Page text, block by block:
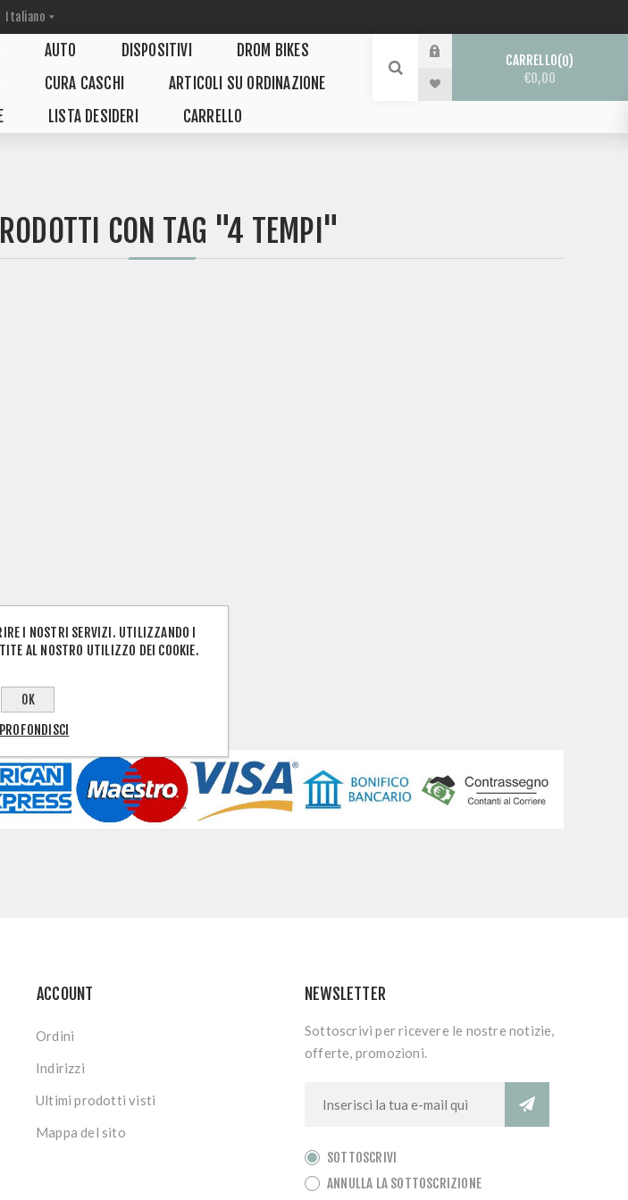
AUTO DISPOSITIVI
DROM BIKES
CURA CASCHI
ARTICOLI SU ORDINAZIONE
LISTA DESIDERI CARRELLO
CARRELLO 0
€0,00
CON TAG "4 TEMPI"
ACCOUNT
Ordini
Indirizzi
Ultimi prodotti visti
Mappa del sito
NEWSLETTER
Sottoscrivi per ricevere le nostre notizie,
offerte, promozioni.
SOTTOSCRIVI
ANNULLA LA SOTTOSCRIZIONE
I NOSTRI SERVIZI. UTILIZZANDO I
AL NOSTRO UTILIZZO DEI COOKIE.
OK